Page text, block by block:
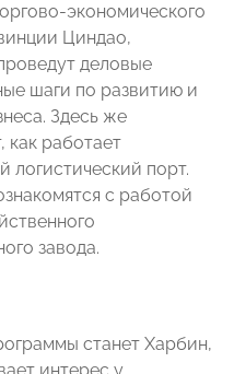
экономического
Циндао,
деловые
шаги по развитию и
Здесь же
как работает
порт.
с работой
завода.
станет Харбин,